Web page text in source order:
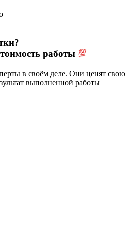
работы
в своём деле. Они ценят свою
выполненной работы